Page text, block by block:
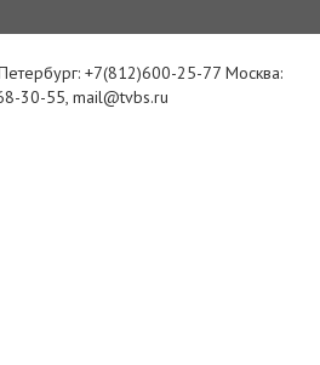
+7(812)600-25-77 Москва:
30-55, mail@tvbs.ru